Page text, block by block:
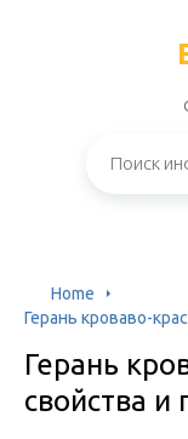
Home
Герань кроваво-
Герань
свойства